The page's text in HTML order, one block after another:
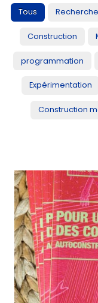
Tous Recherche
Construction
programmation
Expérimentation